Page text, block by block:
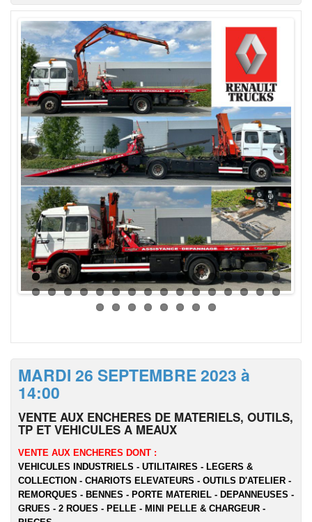
MARDI 26 SEPTEMBRE 2023 à
14:00
VENTE AUX ENCHERES DE MATERIELS, OUTILS,
TP ET VEHICULES A MEAUX
VENTE AUX ENCHERES DONT :
VEHICULES INDUSTRIELS - UTILITAIRES - LEGERS &
COLLECTION - CHARIOTS ELEVATEURS - OUTILS D'ATELIER -
REMORQUES - BENNES - PORTE MATERIEL - DEPANNEUSES -
GRUES - 2 ROUES - PELLE - MINI PELLE & CHARGEUR -